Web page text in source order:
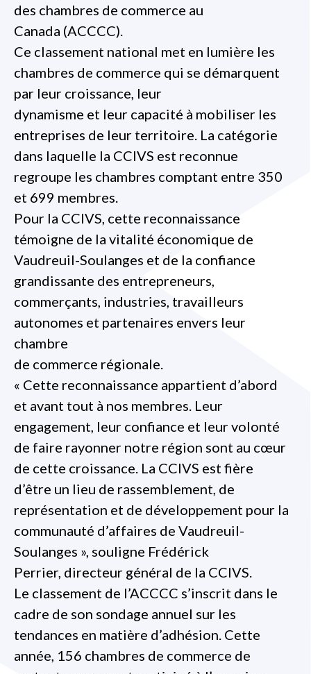
des chambres de commerce au
Canada (ACCCC).
Ce classement national met en lumière les
chambres de commerce qui se démarquent
par leur croissance, leur
dynamisme et leur capacité à mobiliser les
entreprises de leur territoire. La catégorie
dans laquelle la CCIVS est reconnue
regroupe les chambres comptant entre 350
et 699 membres.
Pour la CCIVS, cette reconnaissance
témoigne de la vitalité économique de
Vaudreuil-Soulanges et de la confiance
grandissante des entrepreneurs,
commerçants, industries, travailleurs
autonomes et partenaires envers leur
chambre
de commerce régionale.
« Cette reconnaissance appartient d’abord
et avant tout à nos membres. Leur
engagement, leur confiance et leur volonté
de faire rayonner notre région sont au cœur
de cette croissance. La CCIVS est fière
d’être un lieu de rassemblement, de
représentation et de développement pour la
communauté d’affaires de Vaudreuil-
Soulanges », souligne Frédérick
Perrier, directeur général de la CCIVS.
Le classement de l’ACCCC s’inscrit dans le
cadre de son sondage annuel sur les
tendances en matière d’adhésion. Cette
année, 156 chambres de commerce de